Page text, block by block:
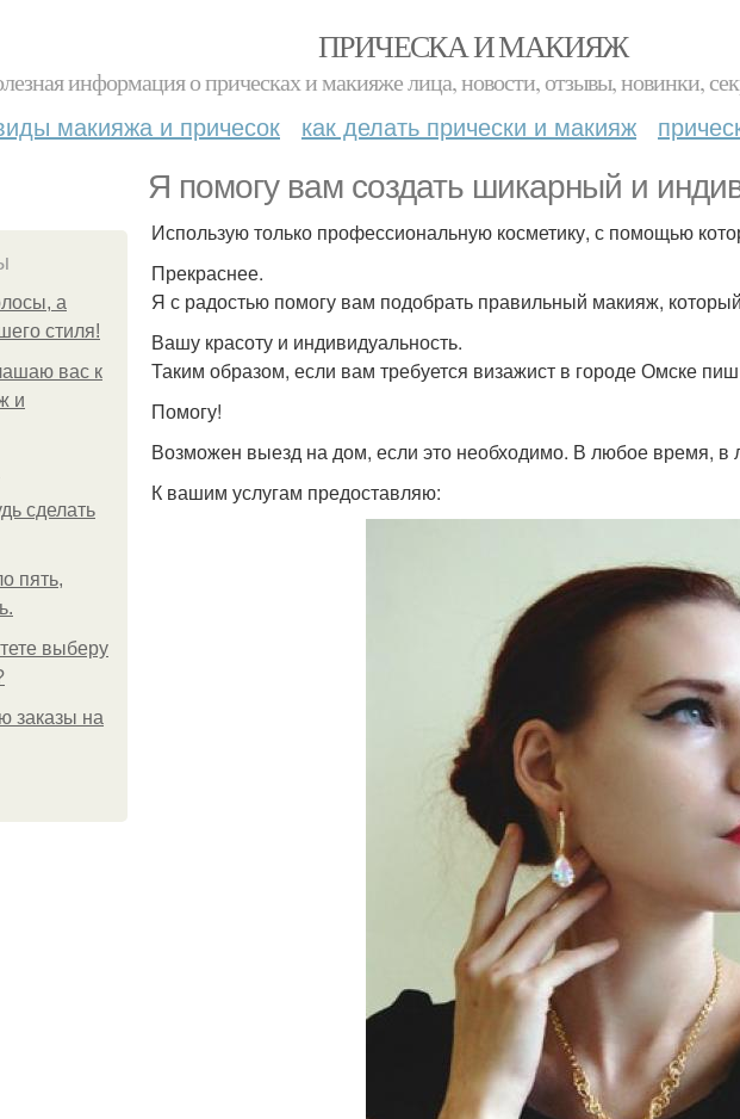
ПРИЧЕСКА И МАКИЯЖ
информация о прическах и макияже лица, новости, отзывы, новинки,
макияжа и причесок как делать прически и макияж
Я помогу вам создать шикарный и
а
стиля!
вас к
и
сделать
пять,
выберу
заказы на
Использую только профессиональную косметику, с помощью
Прекраснее.
Я с радостью помогу вам подобрать правильный макияж,
Вашу красоту и индивидуальность.
Таким образом, если вам требуется визажист в городе Омске
Помогу!
Возможен выезд на дом, если это необходимо. В любое время, в
К вашим услугам предоставляю: